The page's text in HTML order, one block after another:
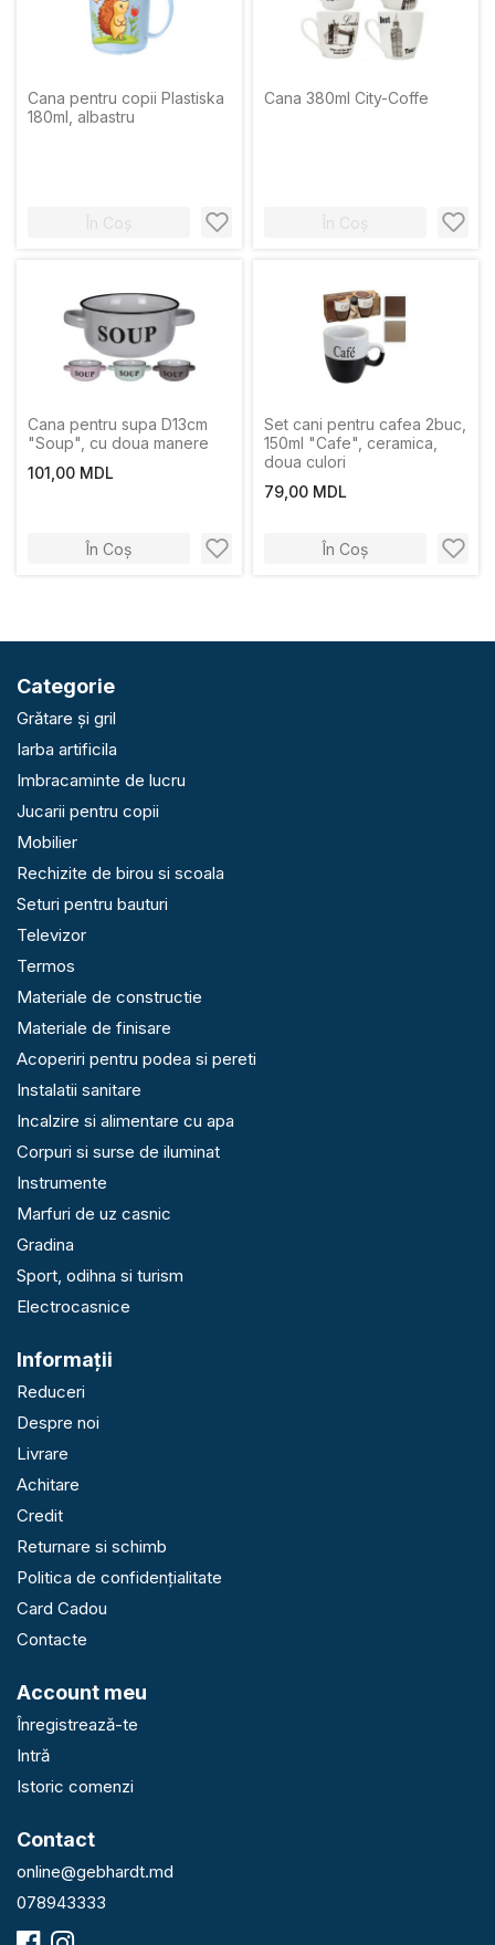
Cana pentru copii Plastiska
180ml, albastru
În Coș
Cana 380ml City-Coffe
În Coș
Cana pentru supa D13сm
"Soup", cu doua manere
101,00 MDL
În Coș
Set cani pentru cafea 2buc,
150ml "Cafe", ceramica,
doua culori
79,00 MDL
În Coș
Categorie
Grătare și gril
Iarba artificila
Imbracaminte de lucru
Jucarii pentru copii
Mobilier
Rechizite de birou si scoala
Seturi pentru bauturi
Televizor
Termos
Materiale de constructie
Materiale de finisare
Acoperiri pentru podea si pereti
Instalatii sanitare
Incalzire si alimentare cu apa
Corpuri si surse de iluminat
Instrumente
Marfuri de uz casnic
Gradina
Sport, odihna si turism
Electrocasnice
Informaţii
Reduceri
Despre noi
Livrare
Achitare
Credit
Returnare si schimb
Politica de confidențialitate
Card Cadou
Contacte
Account meu
Înregistrează-te
Intră
Istoric comenzi
Contact
online@gebhardt.md
078943333